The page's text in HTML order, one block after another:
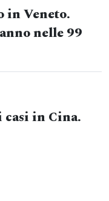
in Veneto.
nelle 99
casi in Cina.